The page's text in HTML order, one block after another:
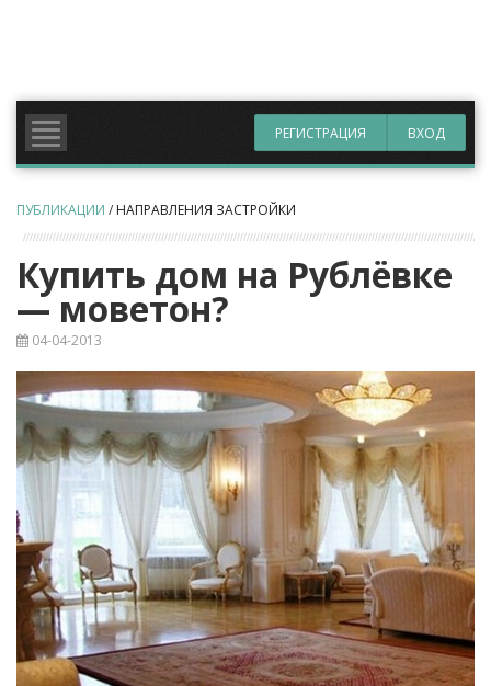
РЕГИСТРАЦИЯ ВХОД
ПУБЛИКАЦИИ / НАПРАВЛЕНИЯ ЗАСТРОЙКИ
Купить дом на Рублёвке
— моветон?
04-04-2013